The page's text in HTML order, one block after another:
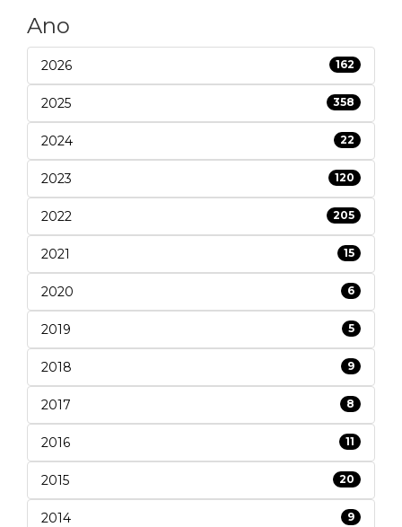
Ano
2026 162
2025 358
2024 22
2023 120
2022 205
2021 15
2020 6
2019 5
2018 9
2017 8
2016 11
2015 20
2014 9